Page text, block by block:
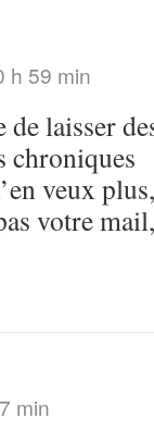
h 59 min
laisser
chroniques
veux
votre
min